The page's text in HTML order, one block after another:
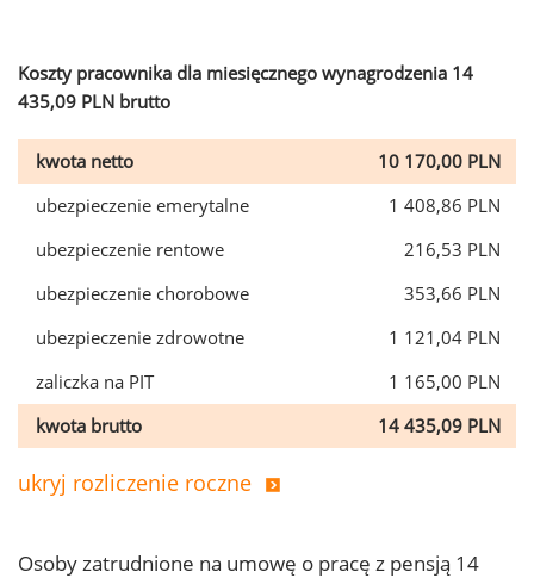
Koszty pracownika dla miesięcznego wynagrodzenia 14
435,09 PLN brutto
kwota netto
10 170,00 PLN
ubezpieczenie emerytalne
1 408,86 PLN
ubezpieczenie rentowe
216,53 PLN
ubezpieczenie chorobowe
353,66 PLN
ubezpieczenie zdrowotne
1 121,04 PLN
zaliczka na PIT
1 165,00 PLN
kwota brutto
14 435,09 PLN
ukryj rozliczenie roczne
Osoby zatrudnione na umowę o pracę z pensją 14